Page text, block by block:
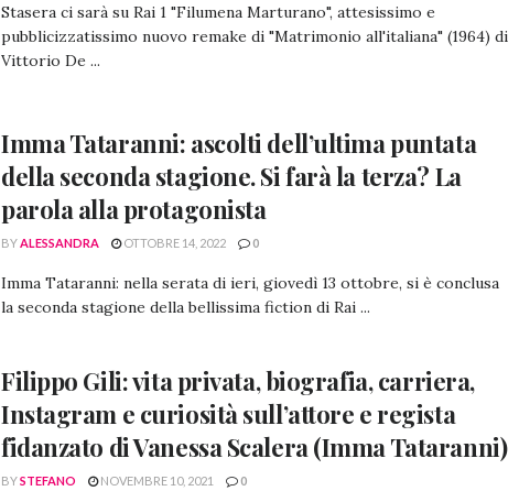
Stasera ci sarà su Rai 1 "Filumena Marturano", attesissimo e
pubblicizzatissimo nuovo remake di "Matrimonio all'italiana" (1964) di
Vittorio De ...
Imma Tataranni: ascolti dell’ultima puntata
della seconda stagione. Si farà la terza? La
parola alla protagonista
BYALESSANDRA OTTOBRE 14, 2022 0
Imma Tataranni: nella serata di ieri, giovedì 13 ottobre, si è conclusa
la seconda stagione della bellissima fiction di Rai ...
Filippo Gili: vita privata, biografia, carriera,
Instagram e curiosità sull’attore e regista
fidanzato di Vanessa Scalera (Imma Tataranni)
BYSTEFANO NOVEMBRE 10, 2021 0